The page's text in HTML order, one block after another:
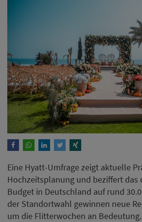
Eine Hyatt-Umfrage zeigt aktuelle
Hochzeitsplanung und beziffert
Budget in Deutschland auf rund
der Standortwahl gewinnen neue
um die Flitterwochen an Bedeutung.